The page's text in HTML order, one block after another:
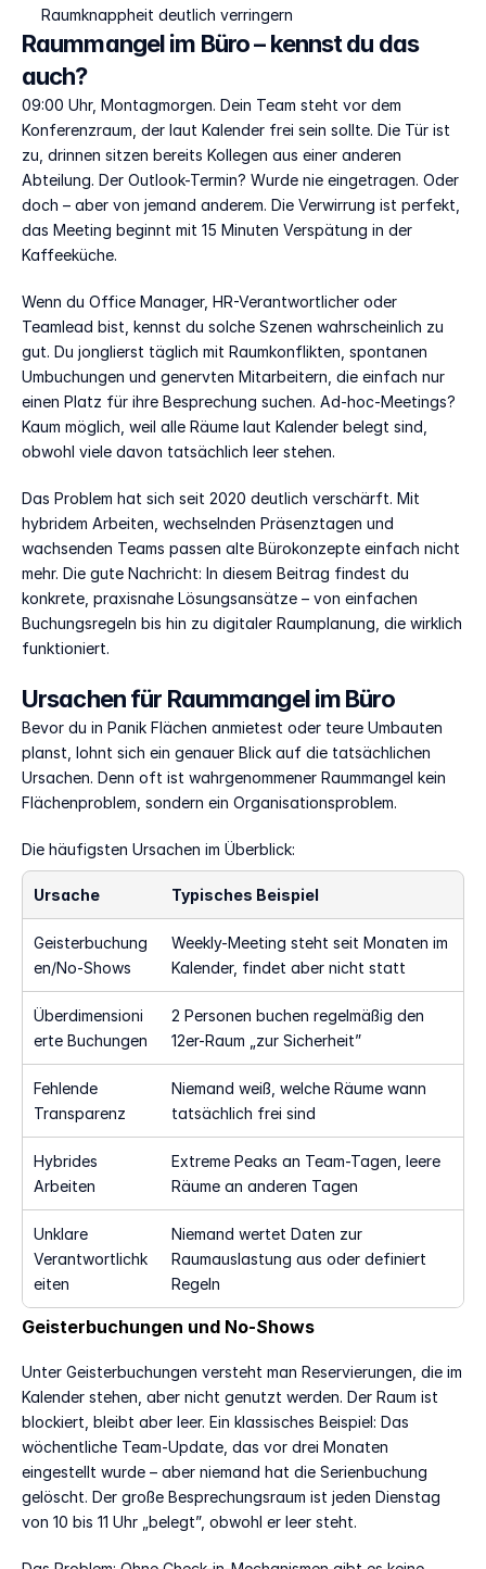
Raumknappheit deutlich verringern
Raummangel im Büro – kennst du das
auch?
09:00 Uhr, Montagmorgen. Dein Team steht vor dem
Konferenzraum, der laut Kalender frei sein sollte. Die Tür ist
zu, drinnen sitzen bereits Kollegen aus einer anderen
Abteilung. Der Outlook-Termin? Wurde nie eingetragen. Oder
doch – aber von jemand anderem. Die Verwirrung ist perfekt,
das Meeting beginnt mit 15 Minuten Verspätung in der
Kaffeeküche.
Wenn du Office Manager, HR-Verantwortlicher oder
Teamlead bist, kennst du solche Szenen wahrscheinlich zu
gut. Du jonglierst täglich mit Raumkonflikten, spontanen
Umbuchungen und genervten Mitarbeitern, die einfach nur
einen Platz für ihre Besprechung suchen. Ad-hoc-Meetings?
Kaum möglich, weil alle Räume laut Kalender belegt sind,
obwohl viele davon tatsächlich leer stehen.
Das Problem hat sich seit 2020 deutlich verschärft. Mit
hybridem Arbeiten, wechselnden Präsenztagen und
wachsenden Teams passen alte Bürokonzepte einfach nicht
mehr. Die gute Nachricht: In diesem Beitrag findest du
konkrete, praxisnahe Lösungsansätze – von einfachen
Buchungsregeln bis hin zu digitaler Raumplanung, die wirklich
funktioniert.
Ursachen für Raummangel im Büro
Bevor du in Panik Flächen anmietest oder teure Umbauten
planst, lohnt sich ein genauer Blick auf die tatsächlichen
Ursachen. Denn oft ist wahrgenommener Raummangel kein
Flächenproblem, sondern ein Organisationsproblem.
Die häufigsten Ursachen im Überblick:
Ursache Typisches Beispiel
Geisterbuchung
en/No-Shows
Weekly-Meeting steht seit Monaten im
Kalender, findet aber nicht statt
Überdimensioni
erte Buchungen
2 Personen buchen regelmäßig den
12er-Raum „zur Sicherheit”
Fehlende
Transparenz
Niemand weiß, welche Räume wann
tatsächlich frei sind
Hybrides
Arbeiten
Extreme Peaks an Team-Tagen, leere
Räume an anderen Tagen
Unklare
Verantwortlichk
eiten
Niemand wertet Daten zur
Raumauslastung aus oder definiert
Regeln
Geisterbuchungen und No-Shows
Unter Geisterbuchungen versteht man Reservierungen, die im
Kalender stehen, aber nicht genutzt werden. Der Raum ist
blockiert, bleibt aber leer. Ein klassisches Beispiel: Das
wöchentliche Team-Update, das vor drei Monaten
eingestellt wurde – aber niemand hat die Serienbuchung
gelöscht. Der große Besprechungsraum ist jeden Dienstag
von 10 bis 11 Uhr „belegt”, obwohl er leer steht.